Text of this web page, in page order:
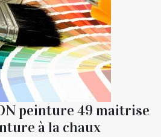
peinture 49 maitrise
à la chaux